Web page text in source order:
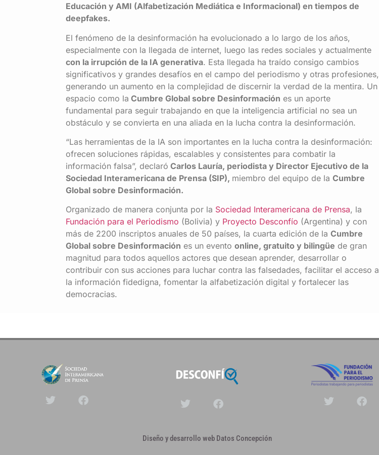
Educación y AMI (Alfabetización Mediática e Informacional) en tiempos de
deepfakes.
El fenómeno de la desinformación ha evolucionado a lo largo de los años,
especialmente con la llegada de internet, luego las redes sociales y actualmente
con la irrupción de la IA generativa. Esta llegada ha traído consigo cambios
significativos y grandes desafíos en el campo del periodismo y otras profesiones,
generando un aumento en la complejidad de discernir la verdad de la mentira. Un
espacio como la Cumbre Global sobre Desinformación es un aporte
fundamental para seguir trabajando en que la inteligencia artificial no sea un
obstáculo y se convierta en una aliada en la lucha contra la desinformación.
“Las herramientas de la IA son importantes en la lucha contra la desinformación:
ofrecen soluciones rápidas, escalables y consistentes para combatir la
información falsa”, declaró Carlos Lauría, periodista y Director Ejecutivo de la
Sociedad Interamericana de Prensa (SIP), miembro del equipo de la Cumbre
Global sobre Desinformación.
Organizado de manera conjunta por la Sociedad Interamericana de Prensa, la
Fundación para el Periodismo (Bolivia) y Proyecto Desconfío (Argentina) y con
más de 2200 inscriptos anuales de 50 países, la cuarta edición de la Cumbre
Global sobre Desinformación es un evento online, gratuito y bilingüe de gran
magnitud para todos aquellos actores que desean aprender, desarrollar o
contribuir con sus acciones para luchar contra las falsedades, facilitar el acceso a
la información fidedigna, fomentar la alfabetización digital y fortalecer las
democracias.
Diseño y desarrollo web Datos Concepción